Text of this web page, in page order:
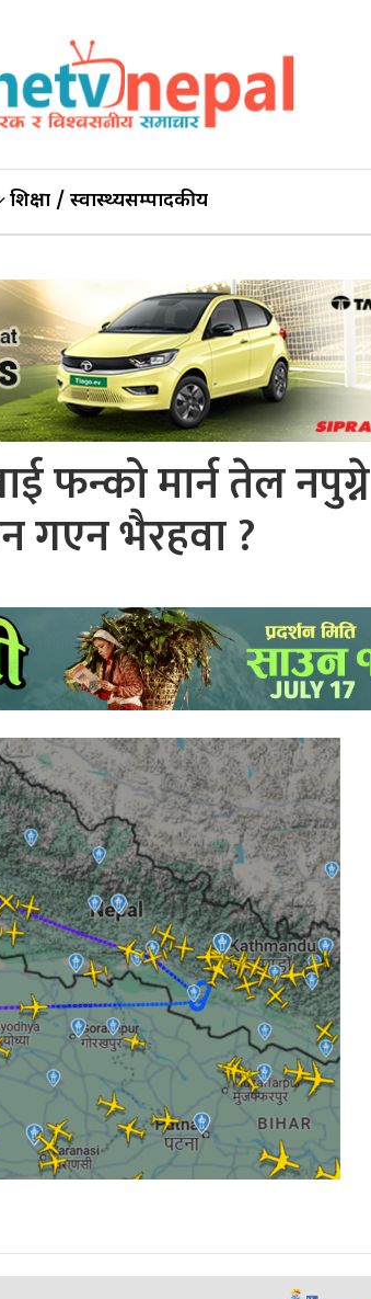
शिक्षा / स्वास्थ्यसम्पादकीय
फन्को मार्न तेल नपुग्ने
गएन भैरहवा ?